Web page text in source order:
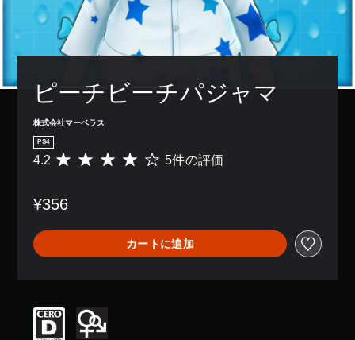
ピーチビーチパジャマ
株式会社マーベラス
PS4
評
は
、
平
均
5
段
4.2 5件の評価
¥356
カートに追加